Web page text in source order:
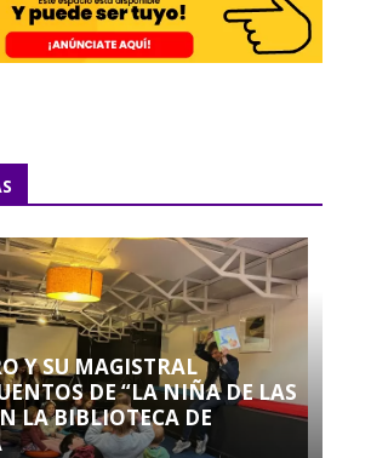
Y SU MAGISTRAL
DE “LA NIÑA DE LAS
LA BIBLIOTECA DE